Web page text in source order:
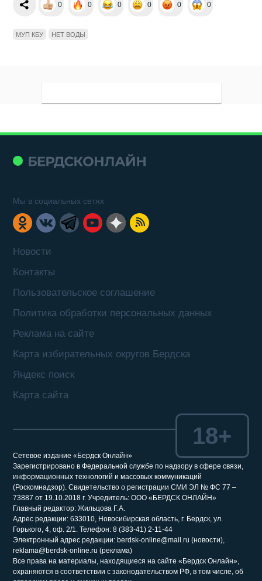
0 0 0 0 0 0
МУП КБУ НЕТ ВОДЫ
Новости
Контакты
Пользовательское соглашение
Политика обработки персональных данных
Реклама на сайте
Карта избирательных округов Бердска
Яндекс поиск
Карта сайта
Мы в социальных сетях
Сетевое издание «Бердск Онлайн»
Зарегистрировано в Федеральной службе по надзору в сфере связи,
информационных технологий и массовых коммуникаций
(Роскомнадзор). Свидетельство о регистрации СМИ ЭЛ № ФС 77 –
73887 от 19.10.2018 г. Учредитель: ООО «БЕРДСК ОНЛАЙН»
Главный редактор: Жильцова Г.А.
Адрес редакции: 633010, Новосибирская область, г. Бердск, ул.
Горького, 4, оф. 2/1. Телефон: 8 (383-41) 2-11-44
Электронный адрес редакции: berdsk-online@mail.ru (новости),
reklama@berdsk-online.ru (реклама)
Все права на материалы, находящиеся на сайте «Бердск Онлайн»,
охраняются в соответствии с законодательством РФ, в том числе, об
18+